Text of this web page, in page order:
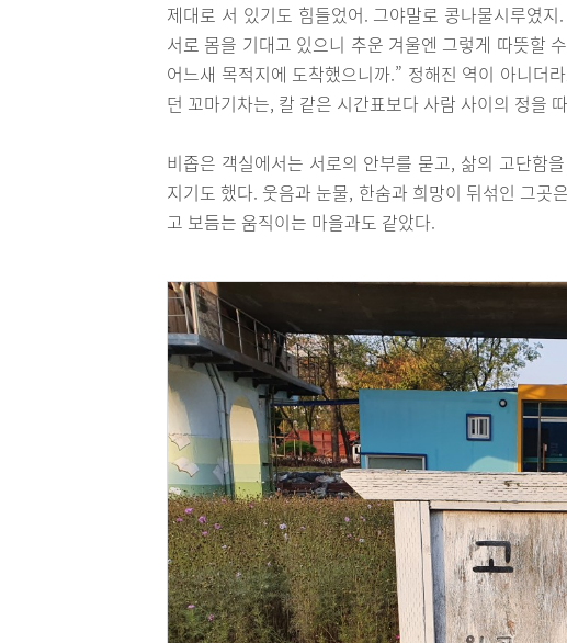
제대로 서 있기도 힘들었어. 그야말로 콩나물시루였
서로 몸을 기대고 있으니 추운 겨울엔 그렇게 따뜻할
어느새 목적지에 도착했으니까.” 정해진 역이 아니더
던 꼬마기차는, 칼 같은 시간표보다 사람 사이의 정을
비좁은 객실에서는 서로의 안부를 묻고, 삶의 고단함
지기도 했다. 웃음과 눈물, 한숨과 희망이 뒤섞인 그곳
고 보듬는 움직이는 마을과도 같았다.